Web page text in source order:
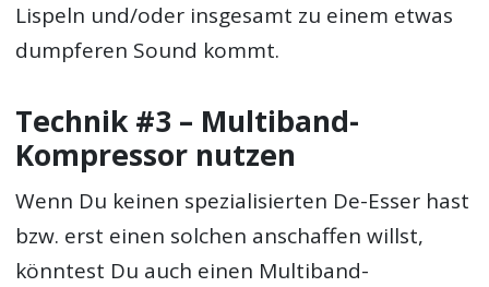
Lispeln und/oder insgesamt zu einem etwas
dumpferen Sound kommt.
Technik #3 – Multiband-
Kompressor nutzen
Wenn Du keinen spezialisierten De-Esser hast
bzw. erst einen solchen anschaffen willst,
könntest Du auch einen Multiband-